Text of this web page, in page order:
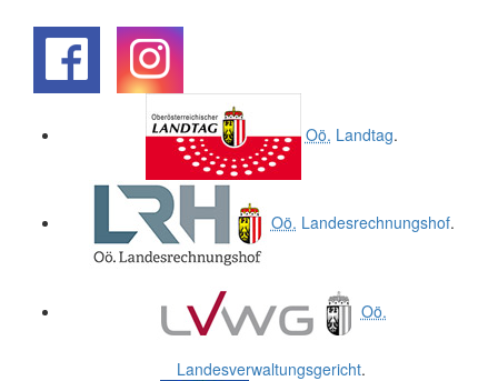
Oö. Landtag.
Oö. Landesrechnungshof.
Oö.
Landesverwaltungsgericht.